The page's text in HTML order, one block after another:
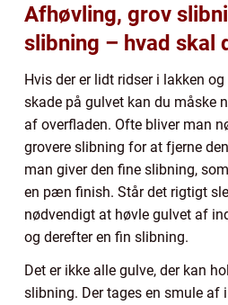
Afhøvling, grov
slibning – hvad skal
Hvis der er lidt ridser i lakken
skade på gulvet kan du måske
af overfladen. Ofte bliver man
grovere slibning for at fjerne
man giver den fine slibning,
en pæn finish. Står det rigtigt
nødvendigt at høvle gulvet af
og derefter en fin slibning.
Det er ikke alle gulve, der kan
slibning. Der tages en smule af